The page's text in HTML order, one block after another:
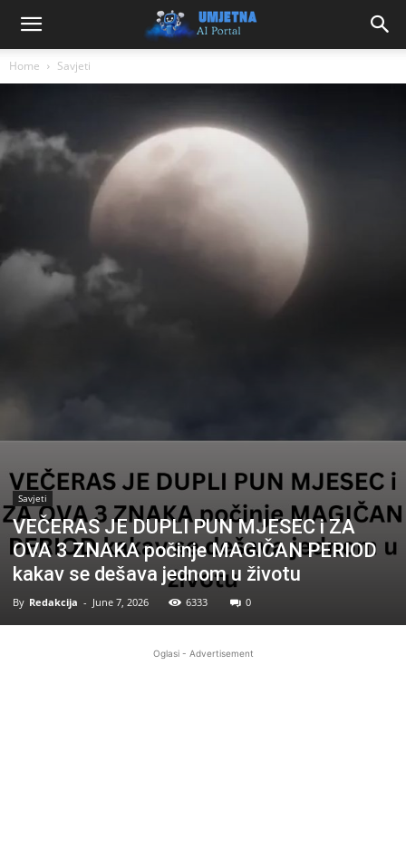
Home Savjeti
Savjeti
VEČERAS JE DUPLI PUN MJESEC i ZA
OVA 3 ZNAKA počinje MAGIČAN PERIOD
kakav se dešava jednom u životu
By Redakcija - June 7, 2026 6333 0
Oglasi - Advertisement